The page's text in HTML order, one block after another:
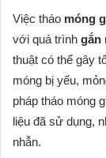
Việc tháo móng
với quá trình gắn
thuật có thể gây
móng bị yếu,
pháp tháo móng
liệu đã sử dụng,
nhẫn.